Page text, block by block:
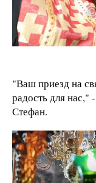
"Ваш приезд на
радость для нас,"
Стефан.